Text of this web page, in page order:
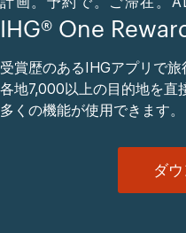
IHG® One
受賞歴のあるIHGアプリで
各地7,000以上の目的地を直
多くの機能が使用できます。
ダ